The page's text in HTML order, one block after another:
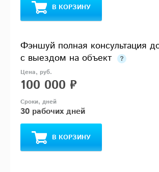
В КОРЗИНУ
Фэншуй полная консультация
с выездом на объект
100 000 ₽
30 рабочих дней
В КОРЗИНУ